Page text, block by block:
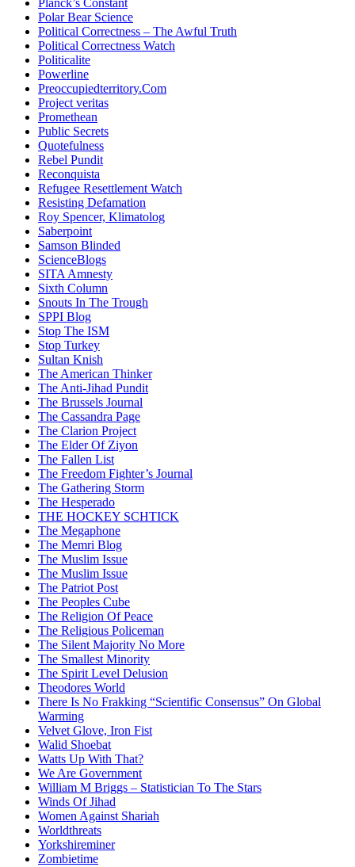
Planck’s Constant
Polar Bear Science
Political Correctness – The Awful Truth
Political Correctness Watch
Politicalite
Powerline
Preoccupiedterritory.Com
Project veritas
Promethean
Public Secrets
Quotefulness
Rebel Pundit
Reconquista
Refugee Resettlement Watch
Resisting Defamation
Roy Spencer, Klimatolog
Saberpoint
Samson Blinded
ScienceBlogs
SITA Amnesty
Sixth Column
Snouts In The Trough
SPPI Blog
Stop The ISM
Stop Turkey
Sultan Knish
The American Thinker
The Anti-Jihad Pundit
The Brussels Journal
The Cassandra Page
The Clarion Project
The Elder Of Ziyon
The Fallen List
The Freedom Fighter’s Journal
The Gathering Storm
The Hesperado
THE HOCKEY SCHTICK
The Megaphone
The Memri Blog
The Muslim Issue
The Muslim Issue
The Patriot Post
The Peoples Cube
The Religion Of Peace
The Religious Policeman
The Silent Majority No More
The Smallest Minority
The Spirit Level Delusion
Theodores World
There Is No Frakking “Scientific Consensus” On Global
Warming
Velvet Glove, Iron Fist
Walid Shoebat
Watts Up With That?
We Are Government
William M Briggs – Statistician To The Stars
Winds Of Jihad
Women Against Shariah
Worldthreats
Yorkshireminer
Zombietime